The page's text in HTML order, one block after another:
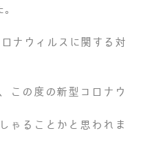
ウィルスに関する対
この度の新型コロナウ
ゃることかと思われま